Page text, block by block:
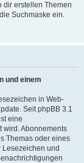
dir erstellen Themen
Suchmaske ein.
und einem
in Web-
Seit phpBB 3.1
eine
wird. Abonnements
Themas oder eines
und